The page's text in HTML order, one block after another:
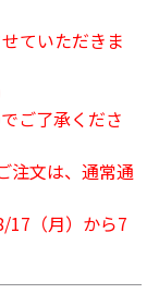
ていただきま
ご了承くださ
注文は、通常通
17（月）から7